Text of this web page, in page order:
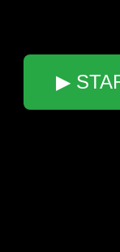
▶